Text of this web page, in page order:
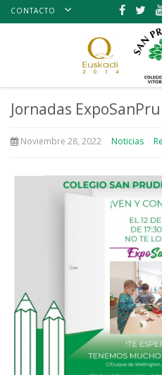
CONTACTO
Jornadas
Noviembre 28, 2022 Noticias